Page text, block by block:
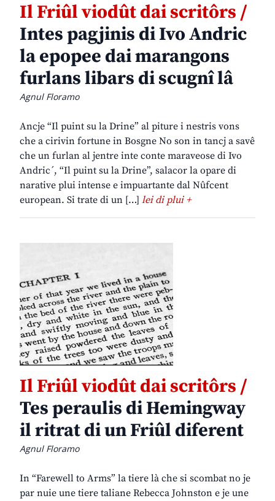
Il Friûl viodût dai scritôrs /
Intes pagjinis di Ivo Andric
la epopee dai marangons
furlans libars di scugnî lâ
Agnul Floramo
Ancje “Il puint su la Drine” al piture i nestris vons
che a cirivin fortune in Bosgne No son in tancj a savê
che un furlan al jentre inte conte maraveose di Ivo
Andric´, “Il puint su la Drine”, salacor la opare di
narative plui intense e impuartante dal Nûfcent
european. Si trate di un […] lei di plui +
Il Friûl viodût dai scritôrs /
Tes peraulis di Hemingway
il ritrat di un Friûl diferent
Agnul Floramo
In “Farewell to Arms” la tiere là che si scombat no je
par nuie une tiere taliane Rebecca Johnston e je une